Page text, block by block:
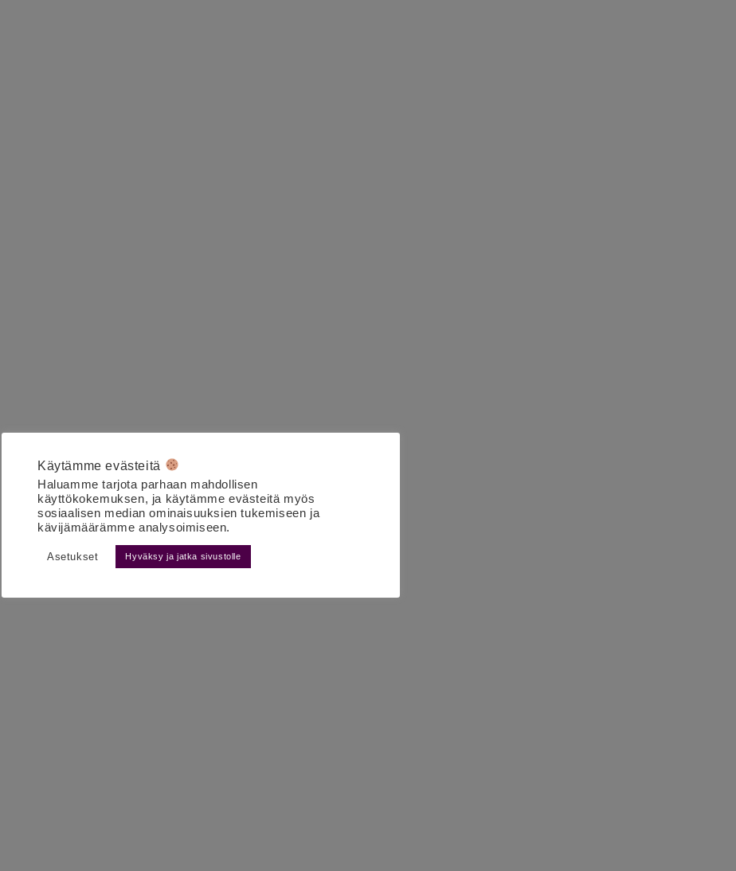
Käytämme evästeitä
Haluamme tarjota parhaan mahdollisen
käyttökokemuksen, ja käytämme evästeitä myös
sosiaalisen median ominaisuuksien tukemiseen ja
kävijämäärämme analysoimiseen.
Asetukset Hyväksy ja jatka sivustolle